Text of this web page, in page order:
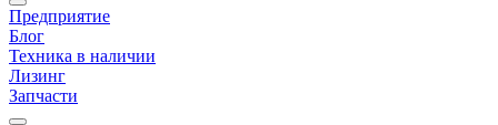
Предприятие
Блог
Техника в наличии
Лизинг
Запчасти